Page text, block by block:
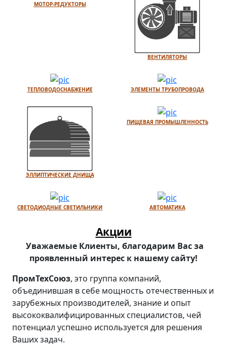
МОТОР-РЕДУКТОРЫ
ВЕНТИЛЯТОРЫ
ТЕПЛОВОДОСНАБЖЕНИЕ ЭЛЕМЕНТЫ ТРУБОПРОВОДА
ЭЛЛИПТИЧЕСКИЕ ДНИЩА
ПИЩЕВАЯ ПРОМЫШЛЕННОСТЬ
СВЕТОДИОДНЫЕ СВЕТИЛЬНИКИ АВТОМАТИКА
Акции
Уважаемые Клиенты, благодарим Вас за
проявленный интерес к нашему сайту!
ПромТехСоюз, это группа компаний,
объединившая в себе мощность отечественных и
зарубежных производителей, знание и опыт
высококвалифицированных специалистов, чей
потенциал успешно используется для решения
Ваших задач.